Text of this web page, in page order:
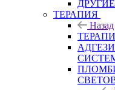
ТЕРАПИЯ
Назад